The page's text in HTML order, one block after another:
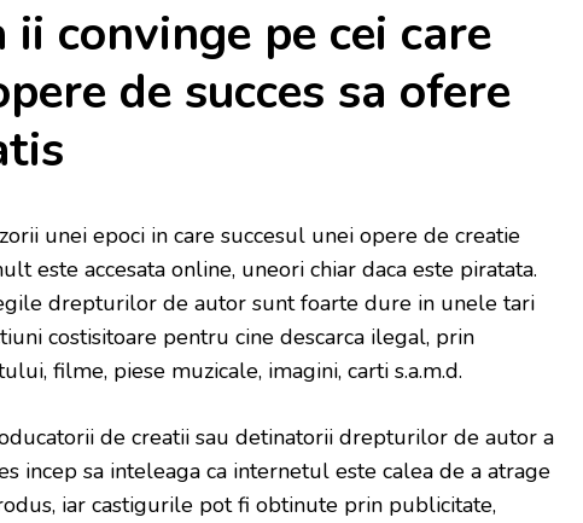
ii convinge pe cei care
de succes sa ofere
unei epoci in care succesul unei opere de creatie
este accesata online, uneori chiar daca este piratata.
drepturilor de autor sunt foarte dure in unele tari
costisitoare pentru cine descarca ilegal, prin
filme, piese muzicale, imagini, carti s.a.m.d.
de creatii sau detinatorii drepturilor de autor a
incep sa inteleaga ca internetul este calea de a atrage
iar castigurile pot fi obtinute prin publicitate,